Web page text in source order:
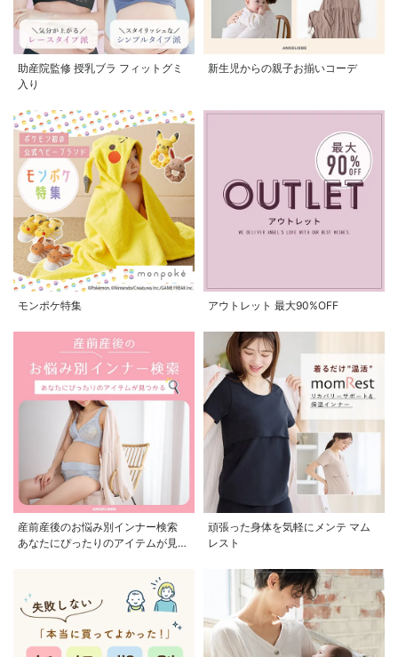
助産院監修 授乳ブラ フィットグミ
入り
新生児からの親子お揃いコーデ
モンポケ特集 アウトレット 最大90%OFF
産前産後のお悩み別インナー検索
あなたにぴったりのアイテムが見つ
頑張った身体を気軽にメンテ マム
レスト